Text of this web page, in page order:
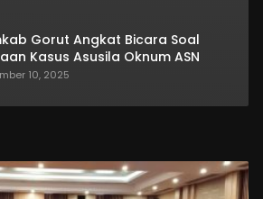
Gorut Angkat Bicara Soal
Kasus Asusila Oknum ASN
10, 2025